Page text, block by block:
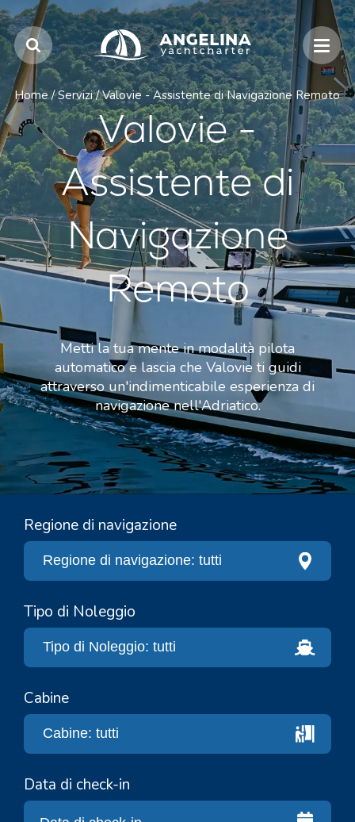
Home / Servizi / Valovie - Assistente di Navigazione Remoto
Valovie -
Assistente di
Navigazione
Remoto
Metti la tua mente in modalità pilota
automatico e lascia che Valovie ti guidi
attraverso un'indimenticabile esperienza di
navigazione nell'Adriatico.
Regione di navigazione
Tipo di Noleggio
Cabine
Data di check-in